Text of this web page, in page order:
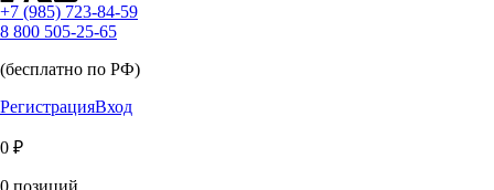
+7 (985) 723-84-59
8 800 505-25-65
(бесплатно по РФ)
РегистрацияВход
0 ₽
0 позиций